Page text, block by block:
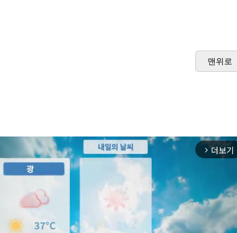
맨위로
arrow_forward_ios 더보기